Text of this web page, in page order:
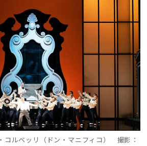
コルベッリ（ドン・マニフィコ） 撮影：